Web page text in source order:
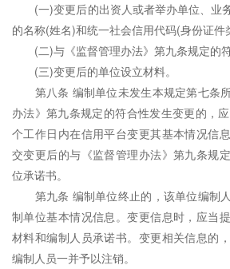
(一)变更后的出资人或者举办单位、业
的名称(姓名)和统一社会信用代码(身份证件
(二)与《监督管理办法》第九条规定的
(三)变更后的单位设立材料。
第八条 编制单位未发生本规定第七条
办法》第九条规定的符合性发生变更的，
个工作日内在信用平台变更其基本情况信
交变更后的与《监督管理办法》第九条规
位承诺书。
第九条 编制单位终止的，该单位编制
制单位基本情况信息。变更信息时，应当
材料和编制人员承诺书。变更相关信息的
编制人员一并予以注销。